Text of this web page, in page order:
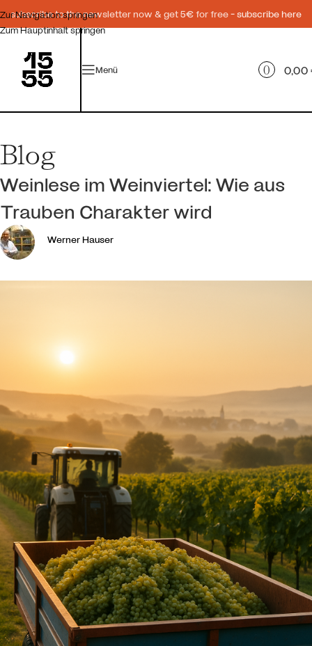
Zur Navigation springen
Zum Hauptinhalt springen
subscribe to the newsletter now & get 5€ for free -subscribe here
Menü 0 0,00
Blog
Weinlese im Weinviertel: Wie aus
Trauben Charakter wird
Werner Hauser